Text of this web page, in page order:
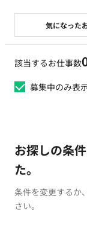
該当するお仕事数
募集中のみ表
お探しの条
た。
条件を変更するか
さい。
気になった